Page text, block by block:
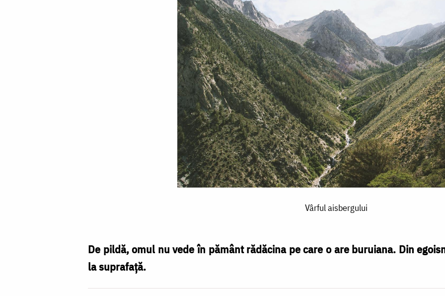
Vârful aisbergului
De pildă, omul nu vede în pământ rădăcina pe care o are buruiana. Din
la suprafaţă.